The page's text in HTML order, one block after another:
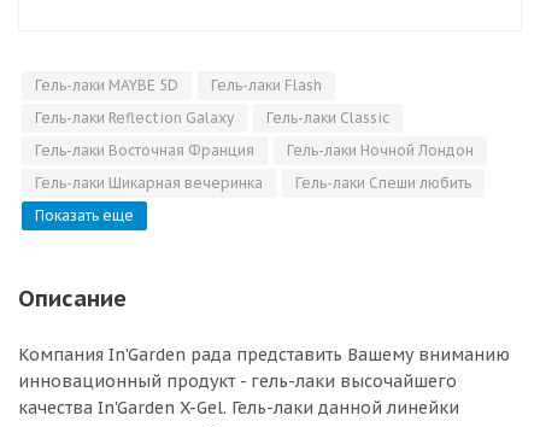
Гель-лаки MAYBE 5D
Гель-лаки Flash
Гель-лаки Reflection Galaxy
Гель-лаки Classic
Гель-лаки Восточная Франция
Гель-лаки Ночной Лондон
Гель-лаки Шикарная вечеринка
Гель-лаки Спеши любить
Показать еще
Описание
Компания In'Garden рада представить Вашему вниманию
инновационный продукт - гель-лаки высочайшего
качества In'Garden X-Gel. Гель-лаки данной линейки